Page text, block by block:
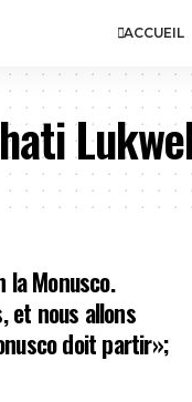
ACCUEIL
la Monusco.
et nous allons
doit partir»;